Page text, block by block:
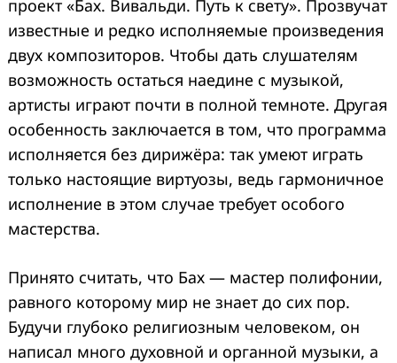
проект «Бах. Вивальди. Путь к свету». Прозвучат
известные и редко исполняемые произведения
двух композиторов. Чтобы дать слушателям
возможность остаться наедине с музыкой,
артисты играют почти в полной темноте. Другая
особенность заключается в том, что программа
исполняется без дирижёра: так умеют играть
только настоящие виртуозы, ведь гармоничное
исполнение в этом случае требует особого
мастерства.
Принято считать, что Бах — мастер полифонии,
равного которому мир не знает до сих пор.
Будучи глубоко религиозным человеком, он
написал много духовной и органной музыки, а